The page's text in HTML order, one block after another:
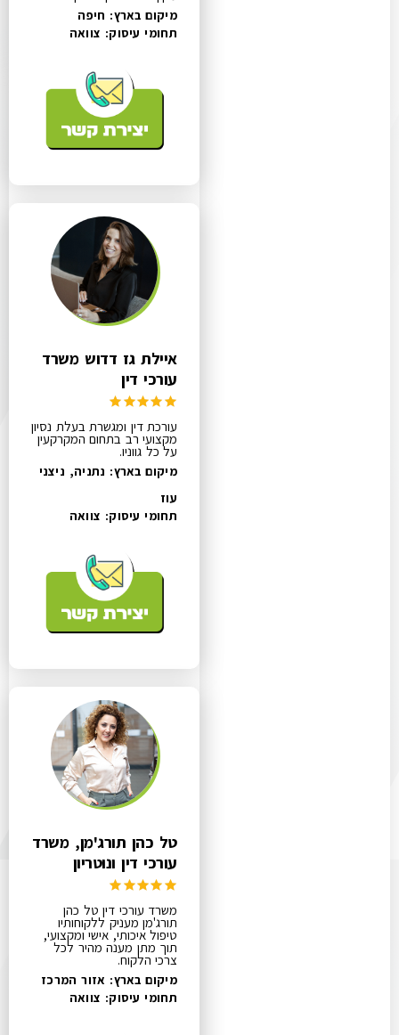
מיקום בארץ: חיפה
תחומי עיסוק: צוואה
איילת גז דדוש משרד
עורכי דין
עורכת דין ומגשרת בעלת נסיון
מקצועי רב בתחום המקרקעין
על כל גווניו.
מיקום בארץ: נתניה, ניצני
עוז
תחומי עיסוק: צוואה
טל כהן תורג'מן, משרד
עורכי דין ונוטריון
משרד עורכי דין טל כהן
תורג'מן מעניק ללקוחותיו
טיפול איכותי, אישי ומקצועי,
תוך מתן מענה מהיר לכל
צרכי הלקוח.
מיקום בארץ: אזור המרכז
תחומי עיסוק: צוואה